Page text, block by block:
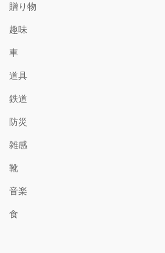
贈り物
趣味
車
道具
鉄道
防災
雑感
靴
音楽
食